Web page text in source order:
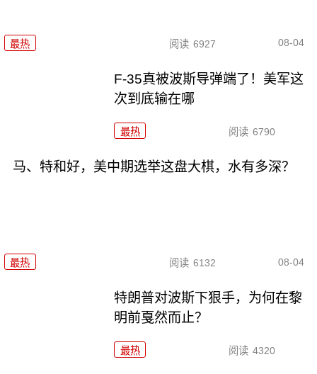
最热 阅读 6927 08-04
F-35真被波斯导弹端了！美军这
次到底输在哪
最热 阅读 6790
马、特和好，美中期选举这盘大棋，水有多深？
最热 阅读 6132 08-04
特朗普对波斯下狠手，为何在黎
明前戛然而止？
最热 阅读 4320